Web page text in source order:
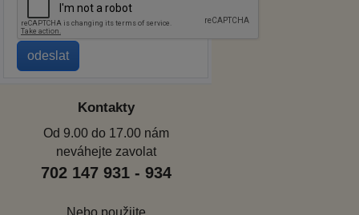
Kontakty
Od 9.00 do 17.00 nám
neváhejte zavolat
702 147 931 - 934